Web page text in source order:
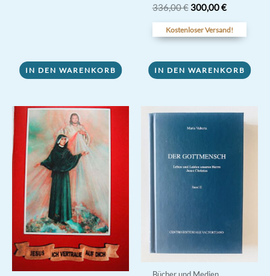
IN DEN WARENKORB
Bewertet
4.80
von 5
336,00€ Ursprünglicher
war:
336,00 €
300,00€Aktueller
ist:
300,00 €.
Kostenloser Versand!
IN DEN WARENKORB